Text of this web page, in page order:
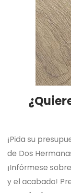
¡Pida su
de Dos
¡Infórmese
y el acabado!